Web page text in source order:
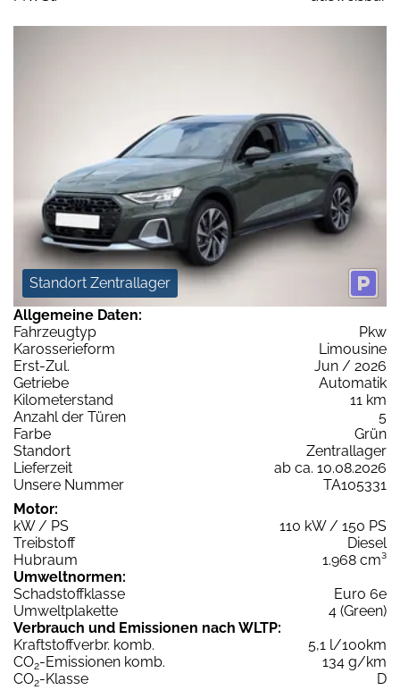
Standort Zentrallager
Allgemeine Daten:
Fahrzeugtyp
Pkw
Karosserieform
Limousine
Erst-Zul.
Jun / 2026
Getriebe
Automatik
Kilometerstand
11 km
Anzahl der Türen
5
Farbe
Grün
Standort
Zentrallager
Lieferzeit
ab ca. 10.08.2026
Unsere Nummer
TA105331
Motor:
kW / PS
110 kW / 150 PS
Treibstoff
Diesel
Hubraum
1.968 cm³
Umweltnormen:
Schadstoffklasse
Euro 6e
Umweltplakette
4 (Green)
Verbrauch und Emissionen nach WLTP:
Kraftstoffverbr. komb.
5,1 l/100km
CO2-Emissionen komb.
134 g/km
CO2-Klasse
D